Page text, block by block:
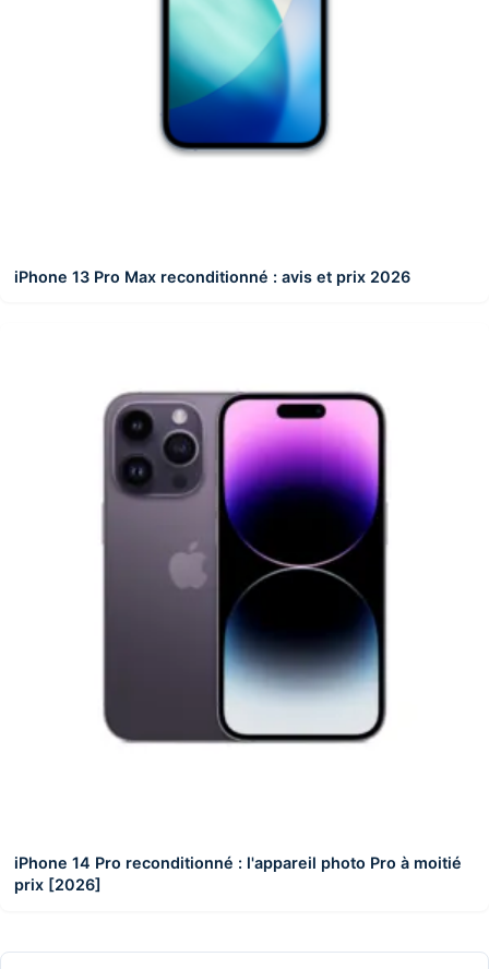
iPhone 13 Pro Max reconditionné : avis et prix 2026
iPhone 14 Pro reconditionné : l'appareil photo Pro à moitié
prix [2026]